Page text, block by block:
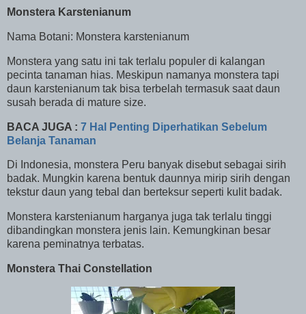
Monstera Karstenianum
Nama Botani: Monstera karstenianum
Monstera yang satu ini tak terlalu populer di kalangan
pecinta tanaman hias. Meskipun namanya monstera tapi
daun karstenianum tak bisa terbelah termasuk saat daun
susah berada di mature size.
BACA JUGA : 7 Hal Penting Diperhatikan Sebelum
Belanja Tanaman
Di Indonesia, monstera Peru banyak disebut sebagai sirih
badak. Mungkin karena bentuk daunnya mirip sirih dengan
tekstur daun yang tebal dan berteksur seperti kulit badak.
Monstera karstenianum harganya juga tak terlalu tinggi
dibandingkan monstera jenis lain. Kemungkinan besar
karena peminatnya terbatas.
Monstera Thai Constellation